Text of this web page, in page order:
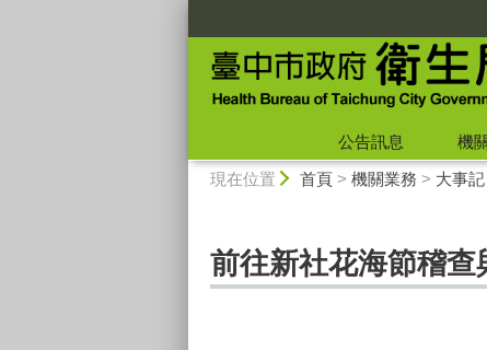
公告訊息 機
現在位置 首頁> 機關業務 > 大事記
前往新社花海節稽查